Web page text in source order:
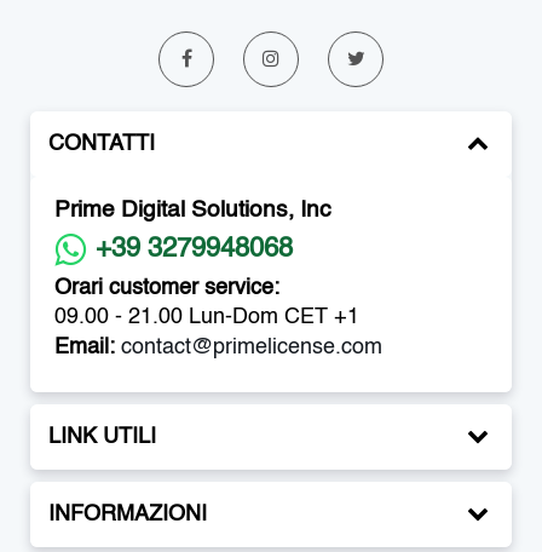
CONTATTI
Prime Digital Solutions, Inc
+39 3279948068
Orari customer service:
09.00 - 21.00 Lun-Dom CET +1
Email: contact@primelicense.com
LINK UTILI
INFORMAZIONI